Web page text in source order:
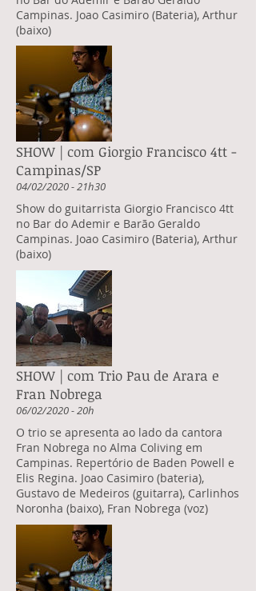
Campinas. Joao Casimiro (Bateria), Arthur
(baixo)
SHOW | com Giorgio Francisco 4tt -
Campinas/SP
04/02/2020 - 21h30
Show do guitarrista Giorgio Francisco 4tt
no Bar do Ademir e Barão Geraldo
Campinas. Joao Casimiro (Bateria), Arthur
(baixo)
SHOW | com Trio Pau de Arara e
Fran Nobrega
06/02/2020 - 20h
O trio se apresenta ao lado da cantora
Fran Nobrega no Alma Coliving em
Campinas. Repertório de Baden Powell e
Elis Regina. Joao Casimiro (bateria),
Gustavo de Medeiros (guitarra), Carlinhos
Noronha (baixo), Fran Nobrega (voz)